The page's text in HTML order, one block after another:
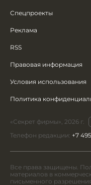
Спецпроекты
Реклама
RSS
Правовая информация
Условия использования
Политика
«Секрет фирмы», 2026 г.
Телефон редакции: +7
Все права защищены.
материалов в
письменного